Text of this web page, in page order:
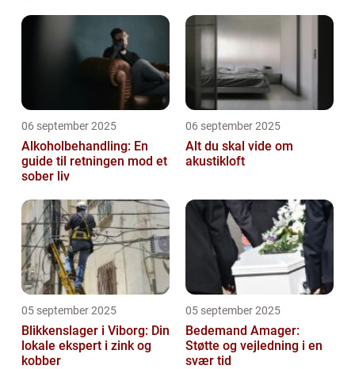
06 september 2025
Alkoholbehandling: En
guide til retningen mod et
sober liv
06 september 2025
Alt du skal vide om
akustikloft
05 september 2025
Blikkenslager i Viborg: Din
lokale ekspert i zink og
kobber
05 september 2025
Bedemand Amager:
Støtte og vejledning i en
svær tid